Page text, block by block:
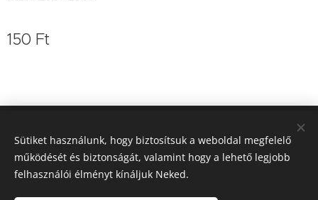
150 Ft
Koleszár Zoltán bélyegkereskedő
0620/9364-757 Sütik
Sütiket használunk, hogy biztosítsuk a weboldal megfelelő
működését és biztonságát, valamint hogy a lehető legjobb
felhasználói élményt kínáljuk Neked.